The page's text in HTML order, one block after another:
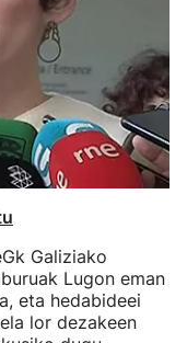
Galiziako
Lugon eman
eta hedabideei
lor dezakeen